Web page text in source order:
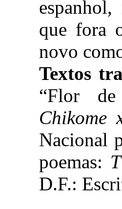
que fora
novo
Textos
“Flor de
Chikome
Nacional
poemas:
D.F.: